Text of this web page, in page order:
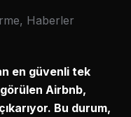
, Haberler
en güvenli tek
Airbnb,
Bu durum,